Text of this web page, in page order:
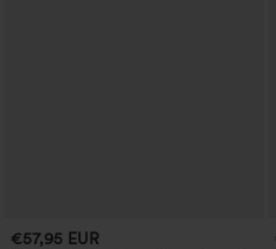
€57,95 EUR